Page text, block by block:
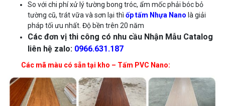
So với chi phí xử lý tường bong tróc, ẩm mốc phải bóc bỏ
tường cũ, trát vữa và sơn lại thì ốp tấm Nhựa Nano là giải
pháp tối ưu nhất. Độ bền trên 20 năm
Các đơn vị thi công có nhu cầu Nhận Mẫu Catalog
liên hệ zalo: 0966.631.187
Các mã màu có sẵn tại kho – Tấm PVC Nano: